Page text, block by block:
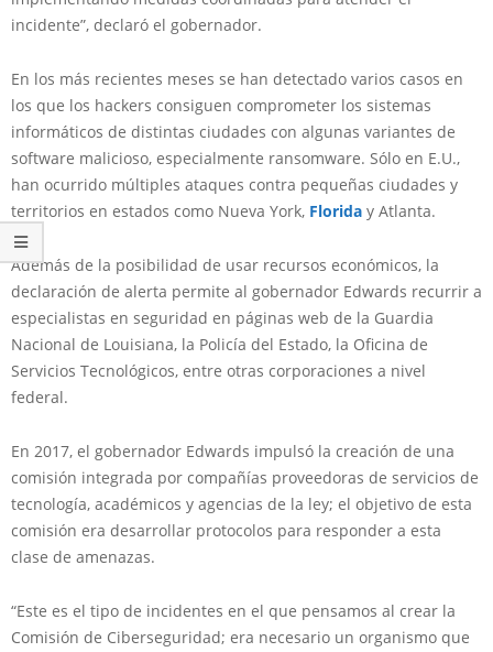
incidente”, declaró el gobernador.
En los más recientes meses se han detectado varios casos en
los que los hackers consiguen comprometer los sistemas
informáticos de distintas ciudades con algunas variantes de
software malicioso, especialmente ransomware. Sólo en E.U.,
han ocurrido múltiples ataques contra pequeñas ciudades y
territorios en estados como Nueva York, Florida y Atlanta.
Además de la posibilidad de usar recursos económicos, la
declaración de alerta permite al gobernador Edwards recurrir a
especialistas en seguridad en páginas web de la Guardia
Nacional de Louisiana, la Policía del Estado, la Oficina de
Servicios Tecnológicos, entre otras corporaciones a nivel
federal.
En 2017, el gobernador Edwards impulsó la creación de una
comisión integrada por compañías proveedoras de servicios de
tecnología, académicos y agencias de la ley; el objetivo de esta
comisión era desarrollar protocolos para responder a esta
clase de amenazas.
“Este es el tipo de incidentes en el que pensamos al crear la
Comisión de Ciberseguridad; era necesario un organismo que